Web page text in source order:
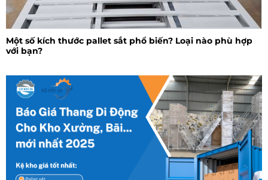
Một số kích thước pallet sắt phổ biến? Loại nào phù hợp
với bạn?